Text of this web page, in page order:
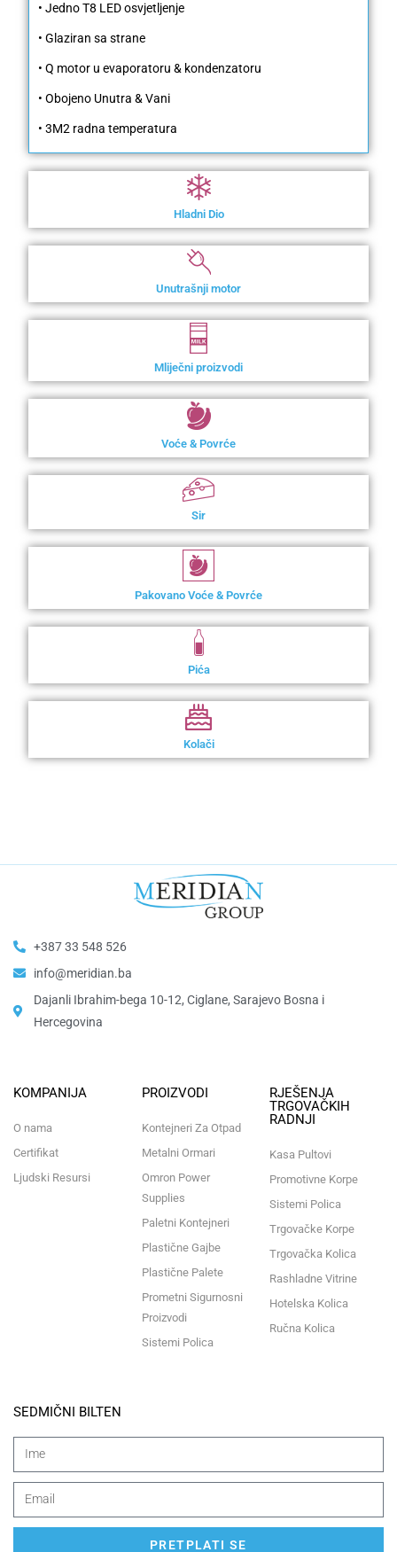
• Jedno T8 LED osvjetljenje
• Glaziran sa strane
• Q motor u evaporatoru & kondenzatoru
• Obojeno Unutra & Vani
• 3M2 radna temperatura
Hladni Dio
Unutrašnji motor
Mliječni proizvodi
Voće & Povrće
Sir
Pakovano Voće & Povrće
Pića
Kolači
+387 33 548 526
info@meridian.ba
Dajanli Ibrahim-bega 10-12, Ciglane, Sarajevo Bosna i
Hercegovina​
KOMPANIJA
O nama
Certifikat
Ljudski Resursi
PROIZVODI
Kontejneri Za Otpad
Metalni Ormari
Omron Power
Supplies
Paletni Kontejneri
Plastične Gajbe
Plastične Palete
Prometni Sigurnosni
Proizvodi
Sistemi Polica
RJEŠENJA
TRGOVAČKIH
RADNJI
Kasa Pultovi
Promotivne Korpe
Sistemi Polica
Trgovačke Korpe
Trgovačka Kolica
Rashladne Vitrine
Hotelska Kolica
Ručna Kolica
SEDMIČNI BILTEN
PRETPLATI SE